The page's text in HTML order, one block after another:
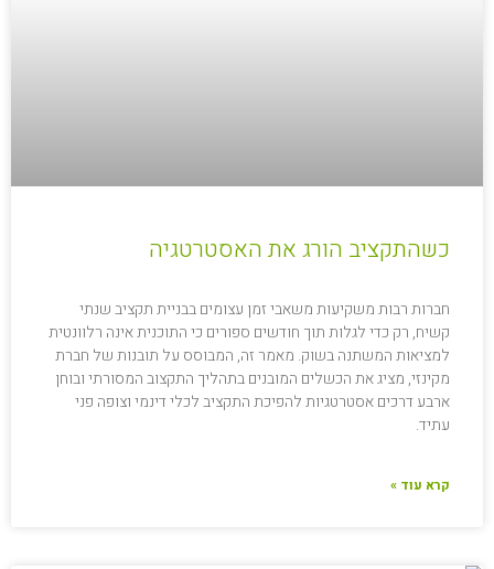
כשהתקציב הורג את האסטרטגיה
חברות רבות משקיעות משאבי זמן עצומים בבניית תקציב שנתי
קשיח, רק כדי לגלות תוך חודשים ספורים כי התוכנית אינה רלוונטית
למציאות המשתנה בשוק. מאמר זה, המבוסס על תובנות של חברת
מקינזי, מציג את הכשלים המובנים בתהליך התקצוב המסורתי ובוחן
ארבע דרכים אסטרטגיות להפיכת התקציב לכלי דינמי וצופה פני
עתיד.
קרא עוד »